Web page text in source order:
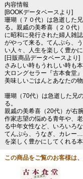
内容情報
[BOOKデータベースより]
珊瑚（７０代）は急逝した
る。親戚の美希喜（２０代
に昭和に発行された婦人雑
がやって来る。てんぷら、
い人々、人生を楽しく豊か
[日販商品データベースより]
さみしい時もうれしい時も
大ロングセラー『古本食堂
美味しいごはんとあなたの
珊瑚（70代）は急逝した兄
る。
親戚の美希喜（20代）が右腕
作家志望の悩める青年や、
る中年女性など、いろいろ
てんぷら、うなぎ、カレー
を楽しく豊かにしてくれる
この商品をご覧のお客様は